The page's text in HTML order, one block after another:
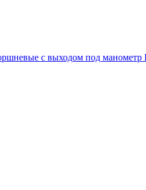
с выходом под манометр